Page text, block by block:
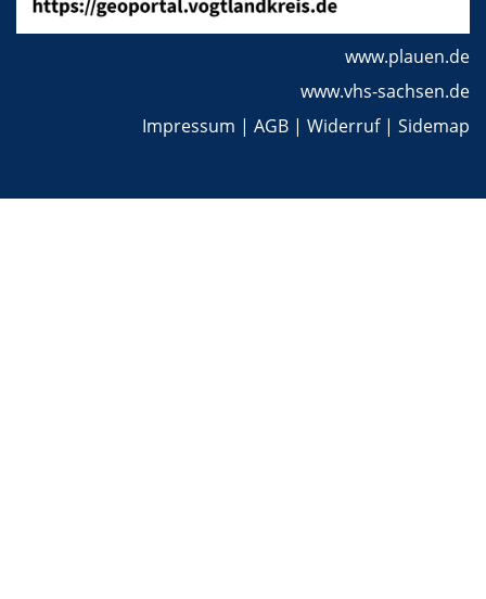
www.plauen.de
www.vhs-sachsen.de
Impressum | AGB | Widerruf| Sidemap